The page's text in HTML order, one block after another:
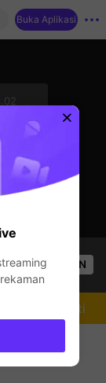
Buka Aplikasi
OPEN
Mengikuti